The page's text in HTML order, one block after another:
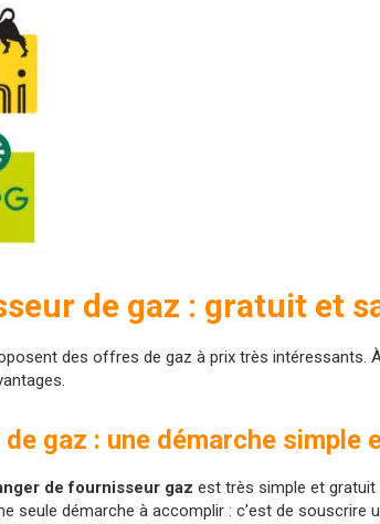
de gaz : gratuit et
des offres de gaz à prix très intéressants.
gaz : une démarche simple
de fournisseur gaz est très simple et gratuit
seule démarche à accomplir : c’est de